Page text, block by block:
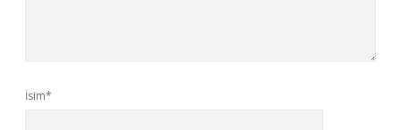
İsim*